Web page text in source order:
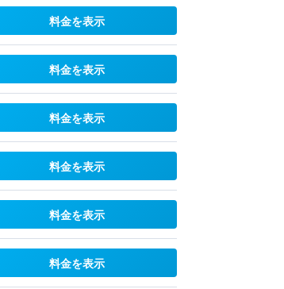
料金を表示
料金を表示
料金を表示
料金を表示
料金を表示
料金を表示